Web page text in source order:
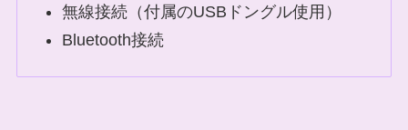
無線接続（付属のUSBドングル使用）
Bluetooth接続